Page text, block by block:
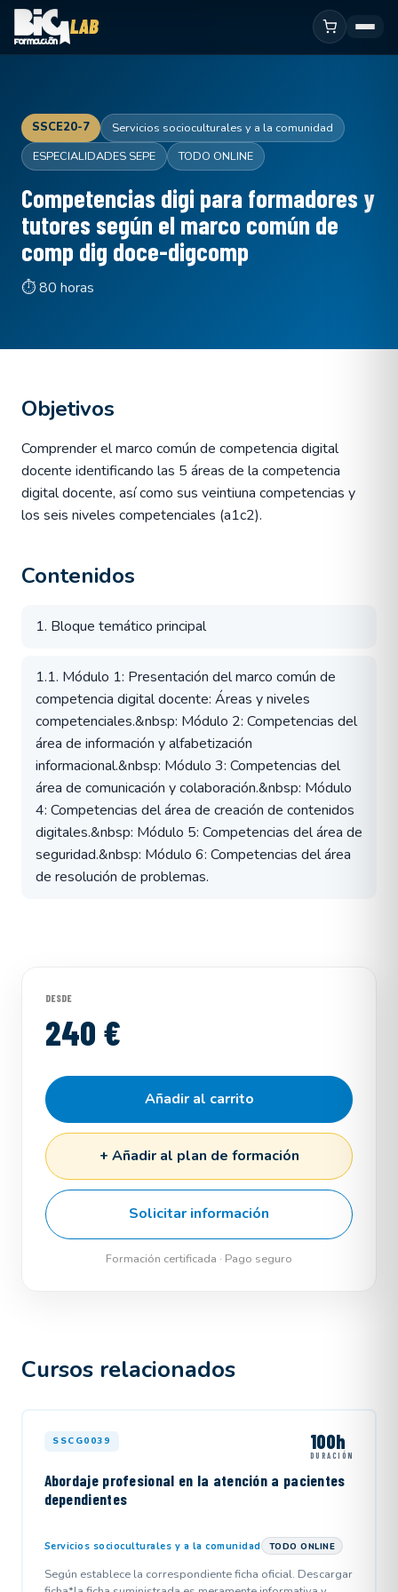
SSCE20-7
Servicios socioculturales y a la comunidad
ESPECIALIDADES SEPE
TODO ONLINE
Competencias digi para formadores y
tutores según el marco común de
comp dig doce-digcomp
⏱ 80 horas
Objetivos
Comprender el marco común de competencia digital
docente identificando las 5 áreas de la competencia
digital docente, así como sus veintiuna competencias y
los seis niveles competenciales (a1c2).
Contenidos
1. Bloque temático principal
1.1. Módulo 1: Presentación del marco común de
competencia digital docente: Áreas y niveles
competenciales.&nbsp: Módulo 2: Competencias del
área de información y alfabetización
informacional.&nbsp: Módulo 3: Competencias del
área de comunicación y colaboración.&nbsp: Módulo
4: Competencias del área de creación de contenidos
digitales.&nbsp: Módulo 5: Competencias del área de
seguridad.&nbsp: Módulo 6: Competencias del área
de resolución de problemas.
DESDE
240 €
Añadir al carrito
+ Añadir al plan de formación
Solicitar información
Formación certificada · Pago seguro
Cursos relacionados
SSCG0039 100h
DURACIÓN
Abordaje profesional en la atención a pacientes
dependientes
Servicios socioculturales y a la comunidad TODO ONLINE
Según establece la correspondiente ficha oficial. Descargar